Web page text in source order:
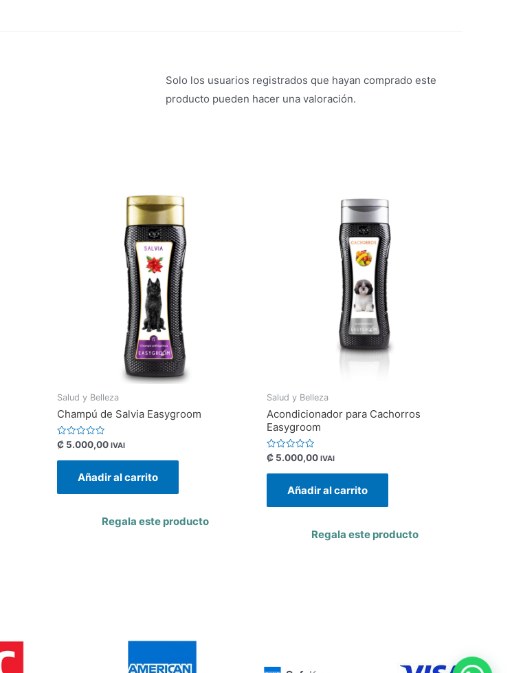
Solo los usuarios registrados que hayan comprado este
producto pueden hacer una valoración.
Salud y Belleza
Champú de Salvia Easygroom
Valorado
con
0
₡ 5.000,00 IVAI
Añadir al carrito
Regala este producto
Salud y Belleza
Acondicionador para Cachorros
Easygroom
Valorado
con
0
₡ 5.000,00 IVAI
Añadir al carrito
Regala este producto